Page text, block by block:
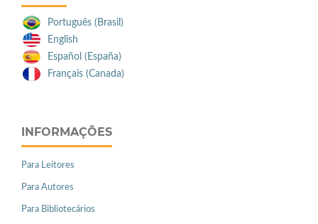
Português (Brasil)
English
Español (España)
Français (Canada)
INFORMAÇÕES
Para Leitores
Para Autores
Para Bibliotecários